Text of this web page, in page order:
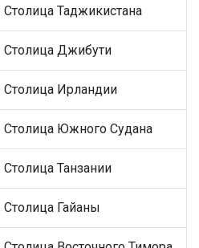
Столица Таджикистана
Столица Джибути
Столица Ирландии
Столица Южного Судана
Столица Танзании
Столица Гайаны